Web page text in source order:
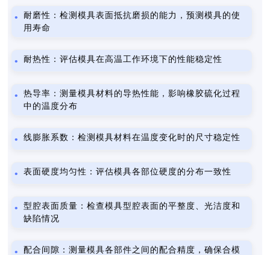
耐磨性：检测模具表面抵抗磨损的能力，预测模具的使
用寿命
耐热性：评估模具在高温工作环境下的性能稳定性
热导率：测量模具材料的导热性能，影响橡胶硫化过程
中的温度分布
线膨胀系数：检测模具材料在温度变化时的尺寸稳定性
表面硬度均匀性：评估模具各部位硬度的分布一致性
型腔表面质量：检查模具型腔表面的平整度、光洁度和
缺陷情况
配合间隙：测量模具各部件之间的配合精度，确保合模